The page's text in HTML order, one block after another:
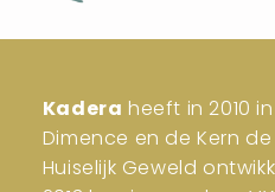
Kadera heeft in 2010
Dimence en de Kern
Huiselijk Geweld